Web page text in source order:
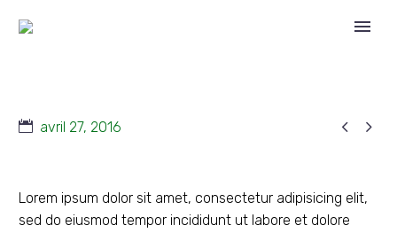
 
avril 27, 2016
Lorem ipsum dolor sit amet, consectetur adipisicing elit,
sed do eiusmod tempor incididunt ut labore et dolore